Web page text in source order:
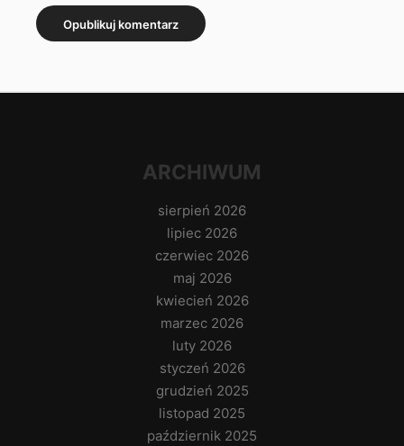
ARCHIWUM
sierpień 2026
lipiec 2026
czerwiec 2026
maj 2026
kwiecień 2026
marzec 2026
luty 2026
styczeń 2026
grudzień 2025
listopad 2025
październik 2025